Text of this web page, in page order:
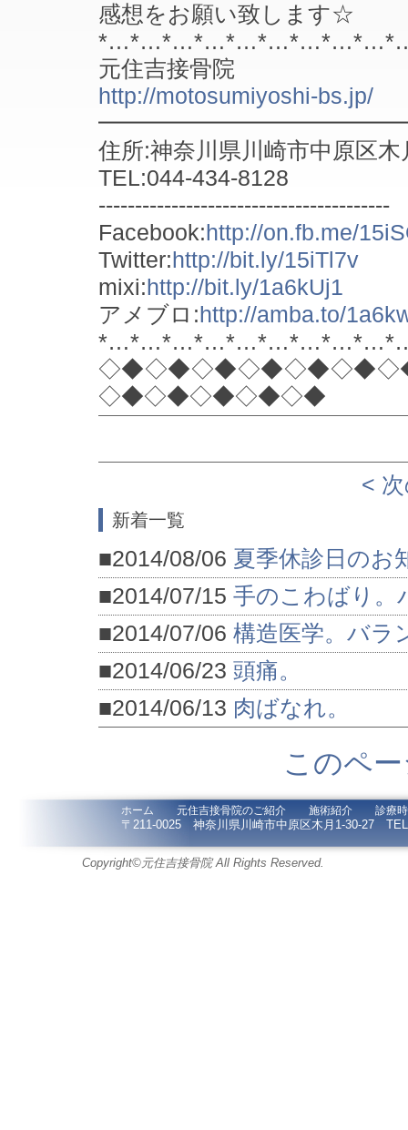
感想をお願い致します☆
元住吉接骨院
http://motosumiyoshi-bs.jp/
住所:神奈川県川崎市中原区木
TEL:044-434-8128
----------------------------------------
Facebook: http://on.fb.me/
Twitter: http://bit.ly/15iTl7v
mixi: http://bit.ly/1a6kUj1
アメブロ: http://amba.to/
◇◆◇◆◇◆◇◆◇◆
<
新着一覧
■2014/08/06 夏季休診日のお
■2014/07/15 手のこわばり。
■2014/07/06 構造医学。バラ
■2014/06/23 頭痛。
■2014/06/13 肉ばなれ。
このペ
ホーム 元住吉接骨院のご紹介 施術紹介 診療
〒211-0025 神奈川県川崎市中原区木月1-30-27
Copyright©元住吉接骨院 All Rights Reserved.